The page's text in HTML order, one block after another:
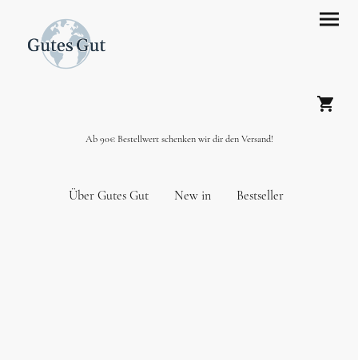
Ab 90€ Bestellwert schenken wir dir den Versand!
Über Gutes Gut New in Bestseller